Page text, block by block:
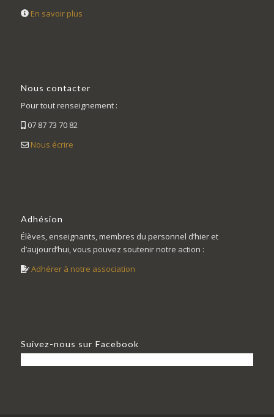
En savoir plus
Nous contacter
Pour tout renseignement :
07 87 73 70 82
Nous écrire
Adhésion
Élèves, enseignants, membres du personnel d’hier et
d’aujourd’hui, vous pouvez soutenir notre action :
Adhérer à notre association
Suivez-nous sur Facebook